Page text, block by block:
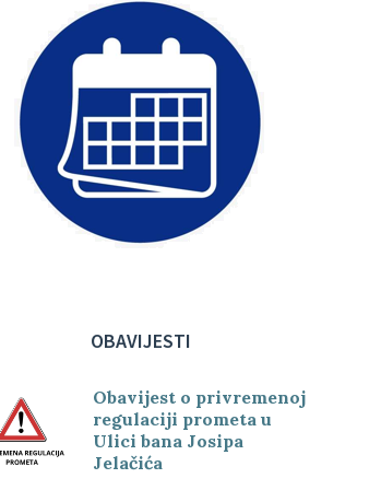
OBAVIJESTI
Obavijest o privremenoj
regulaciji prometa u
Ulici bana Josipa
Jelačića